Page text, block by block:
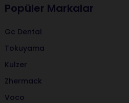
Popüler Markalar
Gc Dental
Tokuyama
Kulzer
Zhermack
Voco